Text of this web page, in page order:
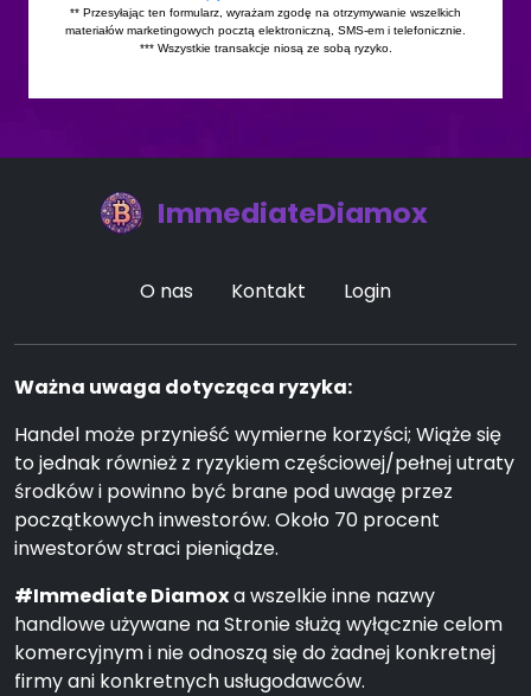
ImmediateDiamox
O nas Kontakt Login
Ważna uwaga dotycząca ryzyka:
Handel może przynieść wymierne korzyści; Wiąże się
to jednak również z ryzykiem częściowej/pełnej utraty
środków i powinno być brane pod uwagę przez
początkowych inwestorów. Około 70 procent
inwestorów straci pieniądze.
#Immediate Diamoxa wszelkie inne nazwy
handlowe używane na Stronie służą wyłącznie celom
komercyjnym i nie odnoszą się do żadnej konkretnej
firmy ani konkretnych usługodawców.